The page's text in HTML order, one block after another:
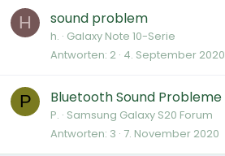
H sound problem
h. Galaxy Note 10-Serie
Antworten 2 4. September 2020
P Bluetooth Sound Probleme
P. Samsung Galaxy S20 Forum
Antworten 3 7. November 2020